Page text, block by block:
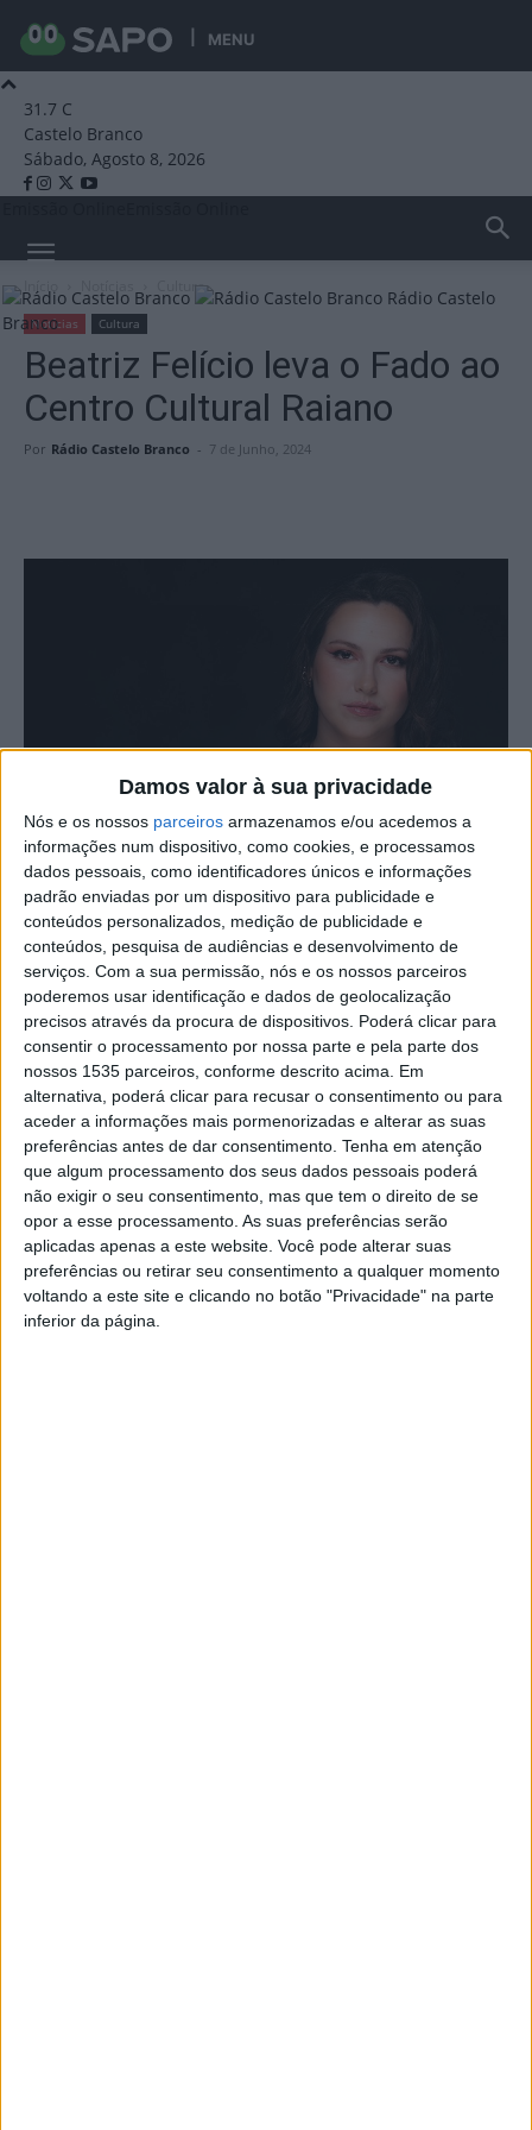
MENU
Damos valor à sua privacidade
Nós e os nossos parceiros armazenamos e/ou acedemos a
informações num dispositivo, como cookies, e processamos
dados pessoais, como identificadores únicos e informações
padrão enviadas por um dispositivo para publicidade e
conteúdos personalizados, medição de publicidade e
conteúdos, pesquisa de audiências e desenvolvimento de
serviços. Com a sua permissão, nós e os nossos parceiros
poderemos usar identificação e dados de geolocalização
precisos através da procura de dispositivos. Poderá clicar para
consentir o processamento por nossa parte e pela parte dos
nossos 1535 parceiros, conforme descrito acima. Em
alternativa, poderá clicar para recusar o consentimento ou para
aceder a informações mais pormenorizadas e alterar as suas
preferências antes de dar consentimento. Tenha em atenção
que algum processamento dos seus dados pessoais poderá
não exigir o seu consentimento, mas que tem o direito de se
opor a esse processamento. As suas preferências serão
aplicadas apenas a este website. Você pode alterar suas
preferências ou retirar seu consentimento a qualquer momento
voltando a este site e clicando no botão "Privacidade" na parte
inferior da página.
31.7 C
Castelo Branco
Sábado, Agosto 8, 2026
Rádio Castelo
Branco
Cultura
Notícias Cultura
Beatriz Felício leva o Fado ao
Centro Cultural Raiano
Por Rádio Castelo Branco - 7 de Junho, 2024
Beatriz Felício, uma das jovens fadistas mais
promissoras, atua este sábado, 8 de junho, às 21h30, no
Centro Cultural Raiano, em Idanha-a-Nova.
Beatriz Felício despertou para o Fado durante a sua
infância e tem vindo a criar a sua própria identidade
artística, sem nunca desvirtuar a tradição. Foi nas Casas
de Fado em Lisboa que aprendeu com os mais velhos e
escolheu as suas referências, como Amália Rodrigues,
Fernanda Maria ou Carminho.
Venceu o “Prémio Novos Talentos Ageas” em 2022, no
mesmo ano em que atuou na cerimónia de abertura da
WOMEX.